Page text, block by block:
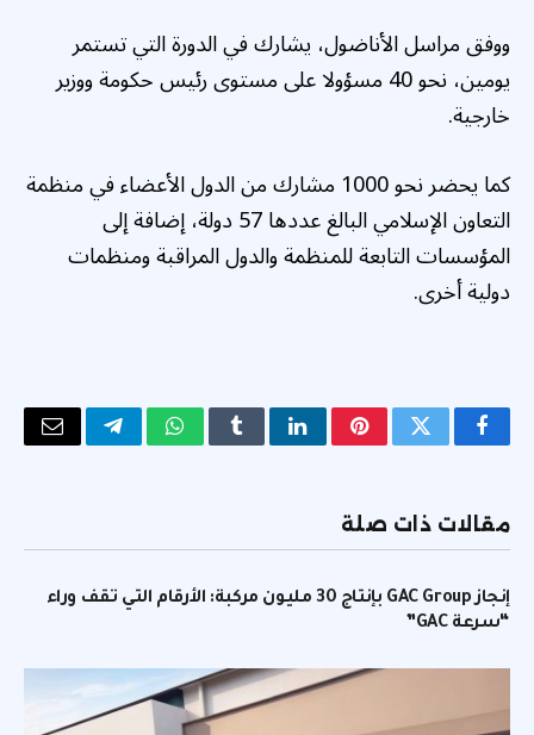
ووفق مراسل الأناضول، يشارك في الدورة التي تستمر
يومين، نحو 40 مسؤولا على مستوى رئيس حكومة ووزير
خارجية.
كما يحضر نحو 1000 مشارك من الدول الأعضاء في منظمة
التعاون الإسلامي البالغ عددها 57 دولة، إضافة إلى
المؤسسات التابعة للمنظمة والدول المراقبة ومنظمات
دولية أخرى.
فيسبوكتويتر بينتيريستلينكدإنTumblrواتسابتيلقرامالبريد
مقالات ذات صلة
إنجاز GAC Group بإنتاج 30 مليون مركبة: الأرقام التي تقف وراء
“سرعة GAC”